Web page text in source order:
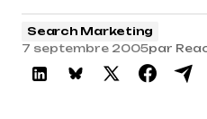
Search Marketing
7 septembre 2005par